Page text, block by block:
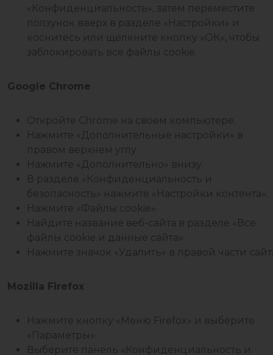
«Конфиденциальность», затем переместите
ползунок вверх в разделе «Настройки» и
коснитесь или щелкните кнопку «ОК», чтобы
заблокировать все файлы cookie.
Google Chrome
Откройте Chrome на своем компьютере.
Нажмите «Дополнительные настройки» в
правом верхнем углу.
Нажмите «Дополнительно» внизу.
В разделе «Конфиденциальность и
безопасность» нажмите «Настройки контента».
Нажмите «Файлы cookie».
Найдите название веб-сайта в разделе «Все
файлы cookie и данные сайта».
Нажмите значок «Удалить» в правой части
Mozilla Firefox
Нажмите кнопку «Меню Firefox» и выберите
«Параметры».
Выберите панель «Конфиденциальность и